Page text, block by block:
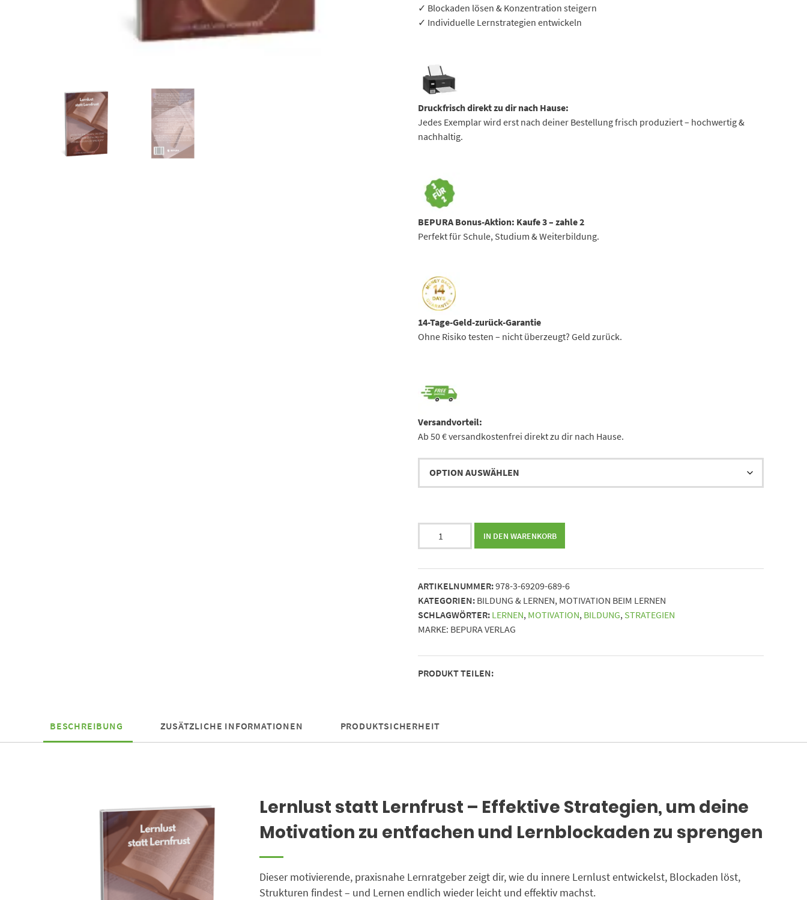
✓ Blockaden lösen & Konzentration steigern
✓ Individuelle Lernstrategien entwickeln
Druckfrisch direkt zu dir nach Hause:
Jedes Exemplar wird erst nach deiner Bestellung frisch produziert – hochwertig &
nachhaltig.
BEPURA Bonus-Aktion: Kaufe 3 – zahle 2
Perfekt für Schule, Studium & Weiterbildung.
14-Tage-Geld-zurück-Garantie
Ohne Risiko testen – nicht überzeugt? Geld zurück.
Versandvorteil:
Ab 50 € versandkostenfrei direkt zu dir nach Hause.
||
Effektive
Strategien,
um
deine
zu
entfachen
sprengen
Menge
IN DEN WARENKORB
ARTIKELNUMMER:978-3-69209-689-6
KATEGORIEN: BILDUNG & LERNEN, MOTIVATION BEIM LERNEN
SCHLAGWÖRTER: LERNEN, MOTIVATION, BILDUNG, STRATEGIEN
MARKE: BEPURA VERLAG
PRODUKT TEILEN:
BESCHREIBUNG ZUSÄTZLICHE INFORMATIONEN PRODUKTSICHERHEIT
Lernlust statt Lernfrust – Effektive Strategien, um deine
Motivation zu entfachen und Lernblockaden zu sprengen
Dieser motivierende, praxisnahe Lernratgeber zeigt dir, wie du innere Lernlust entwickelst, Blockaden löst,
Strukturen findest – und Lernen endlich wieder leicht und effektiv machst.